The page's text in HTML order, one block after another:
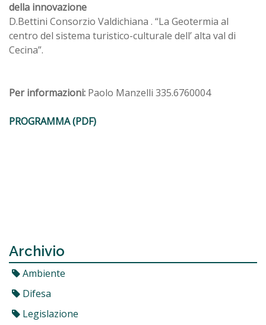
della innovazione
D.Bettini Consorzio Valdichiana . “La Geotermia al
centro del sistema turistico-culturale dell’ alta val di
Cecina”.
Per informazioni: Paolo Manzelli 335.6760004
PROGRAMMA (PDF)
Archivio
Ambiente
Difesa
Legislazione